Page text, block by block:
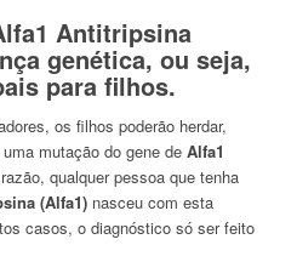
Antitripsina
genética, ou seja,
para filhos.
os filhos poderão herdar,
mutação do gene de Alfa1
qualquer pessoa que tenha
(Alfa1)nasceu com esta
casos, o diagnóstico só ser feito